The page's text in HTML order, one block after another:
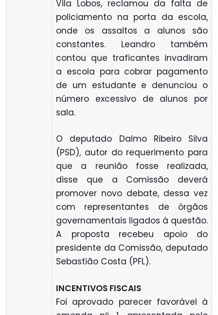
Vila Lobos, reclamou da falta de
policiamento na porta da escola,
onde os assaltos a alunos são
constantes. Leandro também
contou que traficantes invadiram
a escola para cobrar pagamento
de um estudante e denunciou o
número excessivo de alunos por
sala.
O deputado Dalmo Ribeiro Silva
(PSD), autor do requerimento para
que a reunião fosse realizada,
disse que a Comissão deverá
promover novo debate, dessa vez
com representantes de órgãos
governamentais ligados à questão.
A proposta recebeu apoio do
presidente da Comissão, deputado
Sebastião Costa (PFL).
INCENTIVOS FISCAIS
Foi aprovado parecer favorável à